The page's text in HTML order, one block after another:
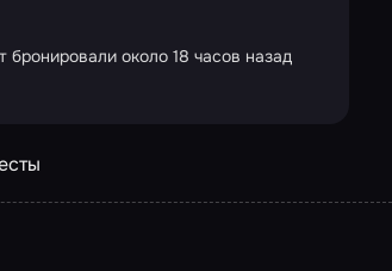
бронировали около 18 часов назад